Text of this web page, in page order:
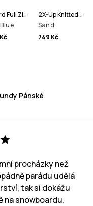
Blizzard Full Zip Lyžařská Bunda Pánské
2X-Up Knitted Maska
Sand
749 Kč
Pánské
procházky než
parádu udělá
tak si dokážu
na snowboardu.